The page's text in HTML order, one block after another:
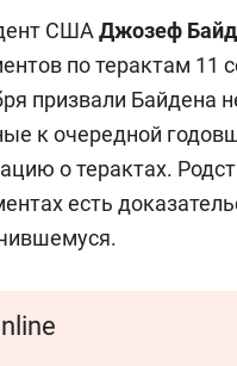
США Джозеф
по терактам 11
призвали Байдена
к очередной
о терактах.
есть